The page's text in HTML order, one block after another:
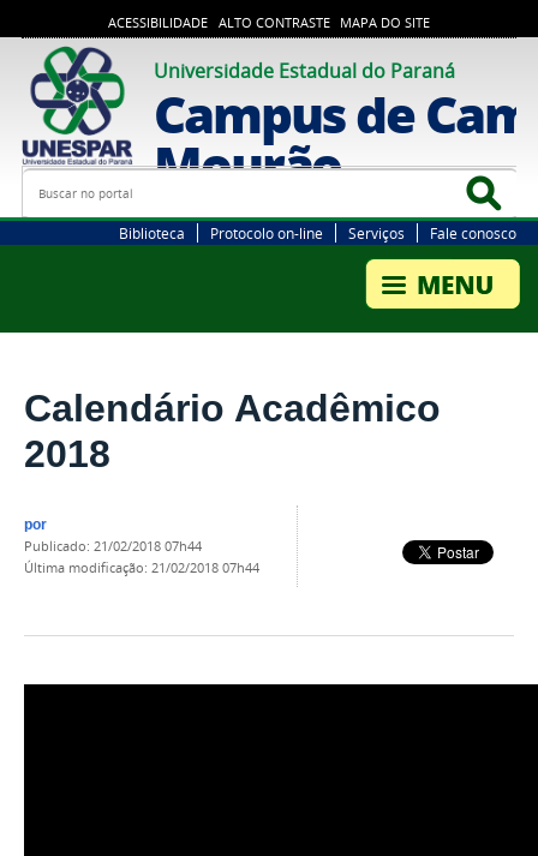
ACESSIBILIDADE ALTO CONTRASTE MAPA DO SITE
Universidade Estadual do Paraná
Campus de
Mourão
Busca
Biblioteca Protocolo on-line Serviços Fale conosco
Calendário Acadêmico
2018
por
publicado: 21/02/2018 07h44
última modificação: 21/02/2018 07h44